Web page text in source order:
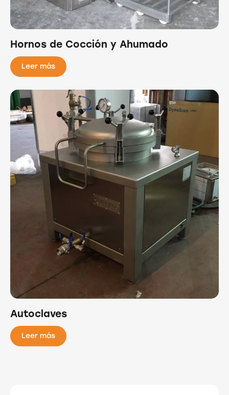
Hornos de Cocción y Ahumado
Leer más
Autoclaves
Leer más